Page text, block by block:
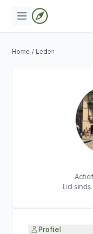
Home / Leden
Lid
Profiel